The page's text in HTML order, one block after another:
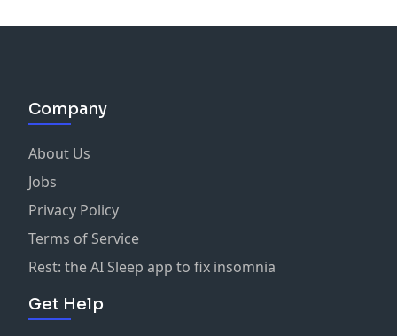
Company
About Us
Jobs
Privacy Policy
Terms of Service
Rest: the AI Sleep app to fix insomnia
Get Help